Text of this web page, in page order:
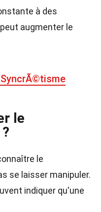
à des
augmenter le
le
le
se laisser manipuler.
indiquer qu'une